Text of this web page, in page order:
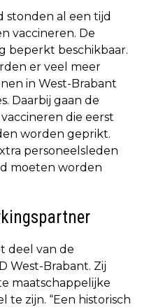
stonden al een tijd
vaccineren. De
beperkt beschikbaar.
er veel meer
in West-Brabant
Daarbij gaan de
die eerst
worden geprikt.
personeelsleden
moeten worden
deel van de
West-Brabant. Zij
maatschappelijke
te zijn. “Een historisch